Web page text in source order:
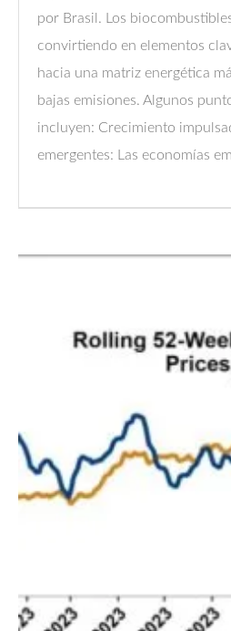
por Brasil. Los
convirtiendo en elementos
hacia una matriz energética
bajas emisiones. Algunos
incluyen: Crecimiento
emergentes: Las economías